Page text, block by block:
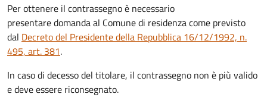
Per ottenere il contrassegno è necessario
presentare domanda al Comune di residenza come previsto
dal Decreto del Presidente della Repubblica 16/12/1992, n.
495, art. 381.
In caso di decesso del titolare, il contrassegno non è più valido
e deve essere riconsegnato.